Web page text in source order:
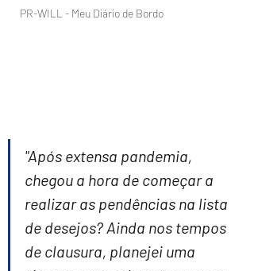
PR-WILL - Meu Diário de Bordo
"Após extensa pandemia,
chegou a hora de começar a
realizar as pendências na lista
de desejos? Ainda nos tempos
de clausura, planejei uma